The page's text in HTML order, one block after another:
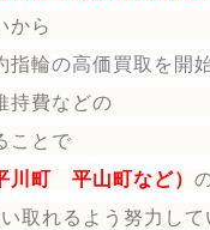
から
指輪の高価買取を開始
持費などの
ことで
川町 平山町など）
取れるよう努力して